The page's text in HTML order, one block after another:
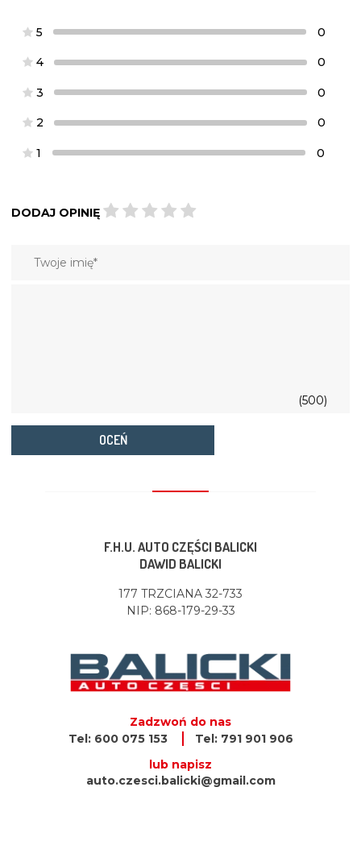
5 0
4 0
3 0
2 0
1 0
DODAJ OPINIĘ
(500)
OCEŃ
F.H.U. AUTO CZĘŚCI BALICKI
DAWID BALICKI
177 TRZCIANA 32-733
NIP: 868-179-29-33
Zadzwoń do nas
Tel: 600 075 153
Tel: 791 901 906
lub napisz
auto.czesci.balicki@gmail.com